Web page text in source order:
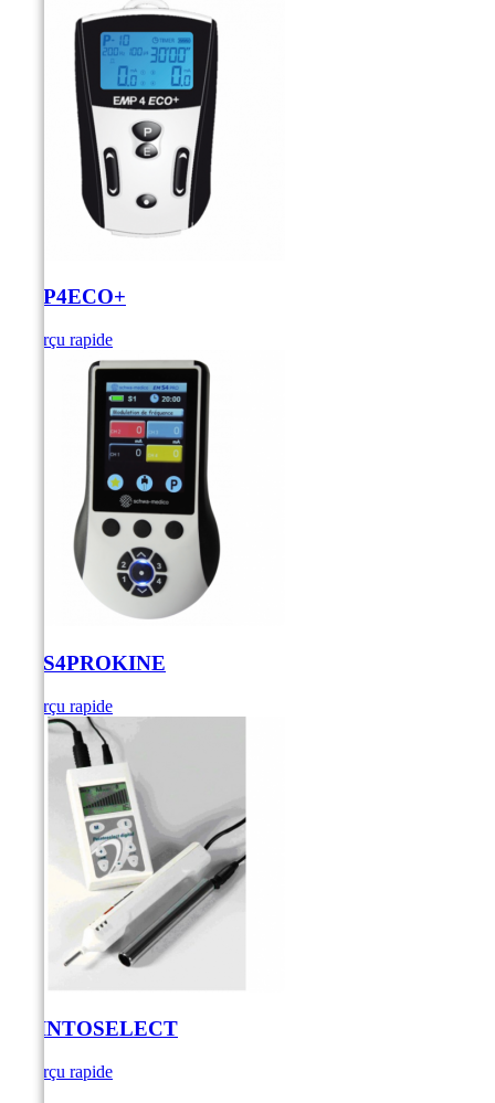
EMP4ECO+
Aperçu rapide
EMS4PROKINE
Aperçu rapide
POINTOSELECT
Aperçu rapide